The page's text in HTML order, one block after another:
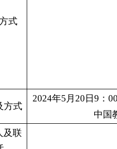
式
方式
2024年5月20日9：
中国
及联